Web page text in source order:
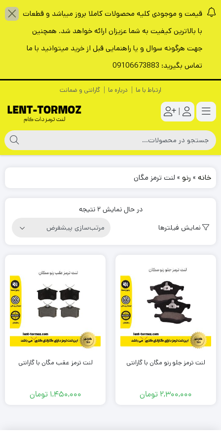
قیمت و موجودی کلیه محصولات کاملا بروز میباشد و قطعات
با بالاترین کیفیت به شما عزیزان ارائه خواهد شد. همچنین
جهت هرگونه سوال و یا راهنمایی قبل از خرید میتوانید با ما
تماس بگیرید: 09106673883
ارتباط با ما درباره ما گارانتی و ضمانت
|
خانه » رنو » لنت ترمز مگان
در حال نمایش 2 نتیجه
نمایش فیلترها
لنت ترمز جلو رنو مگان با گارانتی
2,300,000 تومان
لنت ترمز عقب مگان با گارانتی
1,450,000 تومان